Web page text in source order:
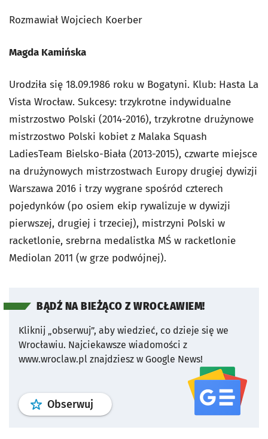
Rozmawiał Wojciech Koerber
Magda Kamińska
Urodziła się 18.09.1986 roku w Bogatyni. Klub: Hasta La
Vista Wrocław. Sukcesy: trzykrotne indywidualne
mistrzostwo Polski (2014-2016), trzykrotne drużynowe
mistrzostwo Polski kobiet z Malaka Squash
LadiesTeam Bielsko-Biała (2013-2015), czwarte miejsce
na drużynowych mistrzostwach Europy drugiej dywizji
Warszawa 2016 i trzy wygrane spośród czterech
pojedynków (po osiem ekip rywalizuje w dywizji
pierwszej, drugiej i trzeciej), mistrzyni Polski w
racketlonie, srebrna medalistka MŚ w racketlonie
Mediolan 2011 (w grze podwójnej).
BĄDŹ NA BIEŻĄCO Z WROCŁAWIEM!
Kliknij „obserwuj”, aby wiedzieć, co dzieje się we
Wrocławiu. Najciekawsze wiadomości z
www.wroclaw.pl znajdziesz w Google News!
Obserwuj profil serwisu